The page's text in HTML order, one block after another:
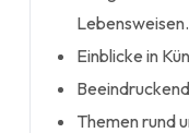
Lebensweisen.
Einblicke in
Themen rund